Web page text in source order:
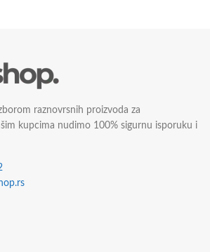
raznovrsnih proizvoda za
kupcima nudimo 100% sigurnu isporuku i